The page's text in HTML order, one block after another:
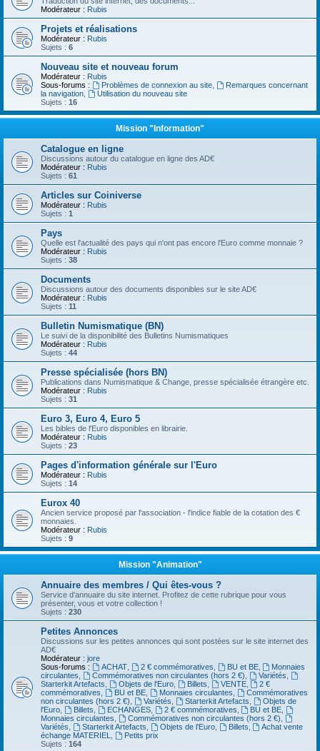
Modérateur : Rubis
Projets et réalisations
Modérateur : Rubis
Sujets : 6
Nouveau site et nouveau forum
Modérateur : Rubis
Sous-forums :
Problèmes de connexion au site,
Remarques concernant
la navigation
Utilisation du nouveau site
Sujets : 16
Mission "Information"
Catalogue en ligne
Discussions autour du catalogue en ligne des AD€
Modérateur : Rubis
Sujets : 61
Articles sur Coiniverse
Modérateur : Rubis
Sujets : 1
Pays
Quelle est l'actualité des pays qui n'ont pas encore l'Euro comme monnaie ?
Modérateur : Rubis
Sujets : 38
Documents
Discussions autour des documents disponibles sur le site AD€
Modérateur : Rubis
Sujets : 11
Bulletin Numismatique (BN)
Le suivi de la disponibilité des Bulletins Numismatiques
Modérateur : Rubis
Sujets : 44
Presse spécialisée (hors BN)
Publications dans Numismatique & Change, presse spécialisée étrangère etc.
Modérateur : Rubis
Sujets : 31
Euro 3, Euro 4, Euro 5
Les bibles de l'Euro disponibles en librairie.
Modérateur : Rubis
Sujets : 23
Pages d'information générale sur l'Euro
Modérateur : Rubis
Sujets : 14
Eurox 40
Ancien service proposé par l'association - l'indice fiable de la cotation des €
monnaies.
Modérateur : Rubis
Sujets : 9
Mission "Animation"
Annuaire des membres / Qui êtes-vous ?
Service d'annuaire du site internet. Profitez de cette rubrique pour vous
présenter, vous et votre collection !
Sujets : 230
Petites Annonces
Discussions sur les petites annonces qui sont postées sur le site internet des
AD€
Modérateur : jore
Sous-forums :
ACHAT, 2 € commémoratives BU et BE,
Monnaies
circulantes
Commémoratives non circulantes (hors 2 €) Variétés
Starterkit Artefacts
Objets de l'Euro, Billets VENTE,
2 €
commémoratives
BU et BE, Monnaies circulantes
Commémoratives
non circulantes (hors 2 €)
Variétés Starterkit Artefacts
Objets de
l'Euro
Billets ECHANGES, 2 € commémoratives BU et BE
Monnaies circulantes
Commémoratives non circulantes (hors 2 €)
Variétés
Starterkit Artefacts Objets de l'Euro, Billets
Achat vente
échange MATERIEL
Petits prix
Sujets : 164